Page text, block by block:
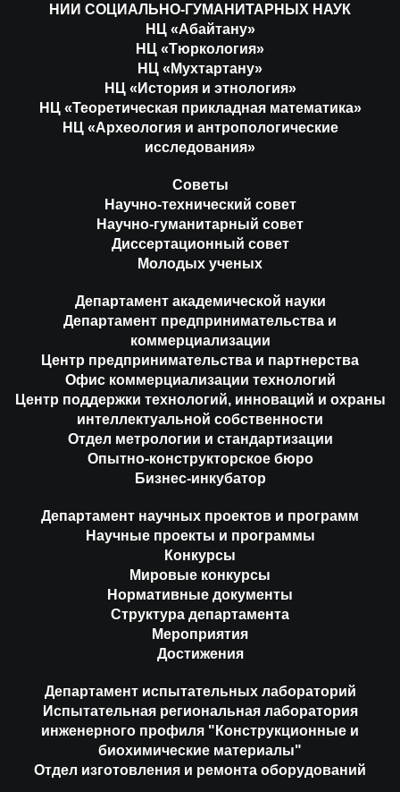
НИИ СОЦИАЛЬНО-ГУМАНИТАРНЫХ НАУК
НЦ «Абайтану»
НЦ «Тюркология»
НЦ «Мухтартану»
НЦ «История и этнология»
НЦ «Теоретическая прикладная математика»
НЦ «Археология и антропологические
исследования»
Советы
Научно-технический совет
Научно-гуманитарный совет
Диссертационный совет
Молодых ученых
Департамент академической науки
Департамент предпринимательства и
коммерциализации
Центр предпринимательства и партнерства
Офис коммерциализации технологий
Центр поддержки технологий, инноваций и охраны
интеллектуальной собственности
Отдел метрологии и стандартизации
Опытно-конструкторское бюро
Бизнес-инкубатор
Департамент научных проектов и программ
Научные проекты и программы
Конкурсы
Мировые конкурсы
Нормативные документы
Структура департамента
Мероприятия
Достижения
Департамент испытательных лабораторий
Испытательная региональная лаборатория
инженерного профиля "Конструкционные и
биохимические материалы"
Отдел изготовления и ремонта оборудований